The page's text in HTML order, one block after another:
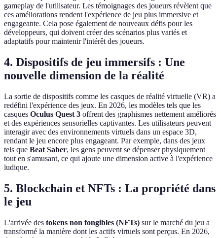
gameplay de l'utilisateur. Les témoignages des joueurs révèlent que
ces améliorations rendent l'expérience de jeu plus immersive et
engageante. Cela pose également de nouveaux défis pour les
développeurs, qui doivent créer des scénarios plus variés et
adaptatifs pour maintenir l'intérêt des joueurs.
4. Dispositifs de jeu immersifs : Une
nouvelle dimension de la réalité
La sortie de dispositifs comme les casques de réalité virtuelle (VR) a
redéfini l'expérience des jeux. En 2026, les modèles tels que les
casques Oculus Quest 3 offrent des graphismes nettement améliorés
et des expériences sensorielles captivantes. Les utilisateurs peuvent
interagir avec des environnements virtuels dans un espace 3D,
rendant le jeu encore plus engageant. Par exemple, dans des jeux
tels que Beat Saber, les gens peuvent se dépenser physiquement
tout en s'amusant, ce qui ajoute une dimension active à l'expérience
ludique.
5. Blockchain et NFTs : La propriété dans
le jeu
L'arrivée des tokens non fongibles (NFTs) sur le marché du jeu a
transformé la manière dont les actifs virtuels sont perçus. En 2026,